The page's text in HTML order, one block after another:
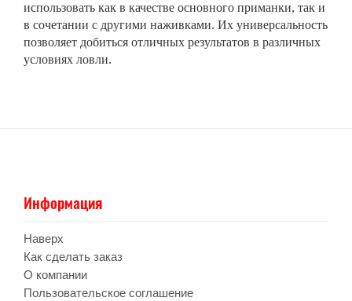
использовать как в качестве основного приманки, так и
в сочетании с другими наживками. Их универсальность
позволяет добиться отличных результатов в различных
условиях ловли.
Информация
Наверх
Как сделать заказ
О компании
Пользовательское соглашение